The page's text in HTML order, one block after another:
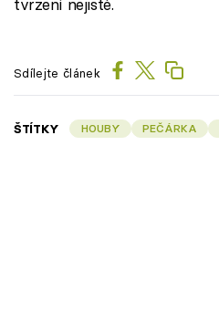
tvrzení nejisté.
Sdílejte článek
ŠTÍTKY HOUBY PEČÁRKA